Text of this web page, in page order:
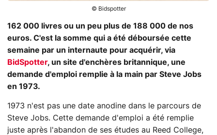
© Bidspotter
162 000 livres ou un peu plus de 188 000 de nos
euros. C'est la somme qui a été déboursée cette
semaine par un internaute pour acquérir, via
BidSpotter, un site d'enchères britannique, une
demande d'emploi remplie à la main par Steve Jobs
en 1973.
1973 n'est pas une date anodine dans le parcours de
Steve Jobs. Cette demande d'emploi a été remplie
juste après l'abandon de ses études au Reed College,